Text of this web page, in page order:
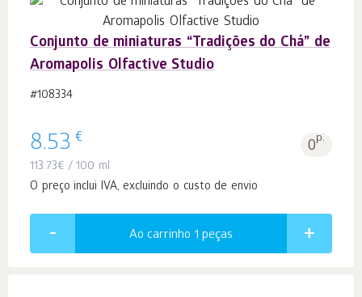
Conjunto de miniaturas “Tradições do Chá” de
Aromapolis Olfactive Studio
#108334
8.53 € 0p.
113.73€ / 100 ml
O preço inclui IVA, excluindo o custo de envio
Ao carrinho 1 peças